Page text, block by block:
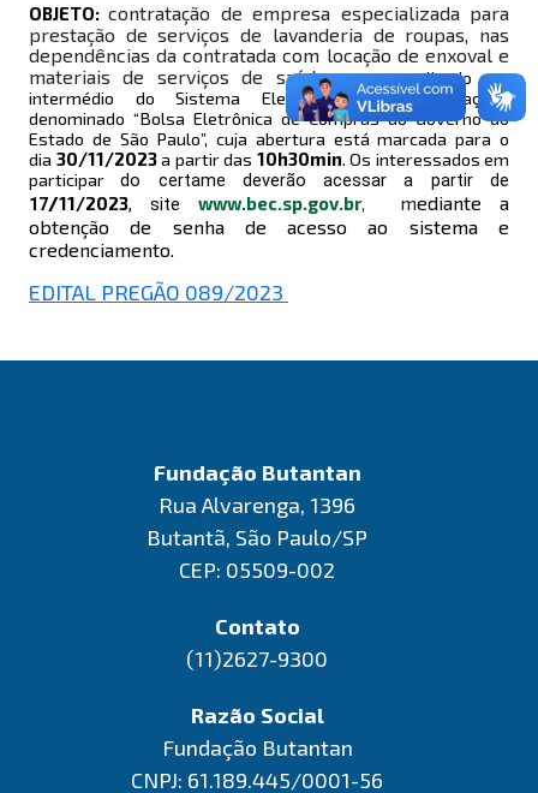
OBJETO:contratação de empresa especializada para
prestação de serviços de lavanderia de roupas, nas
dependências da contratada com locação de enxoval e
materiais de serviços de saúde,a ser realizado por
intermédio do Sistema Eletrônico de Contratações
denominado “Bolsa Eletrônica de Compras do Governo do
Estado de São Paulo”, cuja abertura está marcada para o
dia 30/11/2023a partir das 10h30min. Os interessados em
participardo certame deverão acessar a partir de
17/11/2023, site www.bec.sp.gov.br, mediante a
obtenção de senha de acesso ao sistema e
credenciamento.
EDITAL PREGÃO 089/2023
Fundação Butantan
Rua Alvarenga, 1396
Butantã, São Paulo/SP
CEP: 05509-002
Contato
(11)2627-9300
Razão Social
Fundação Butantan
CNPJ: 61.189.445/0001-56